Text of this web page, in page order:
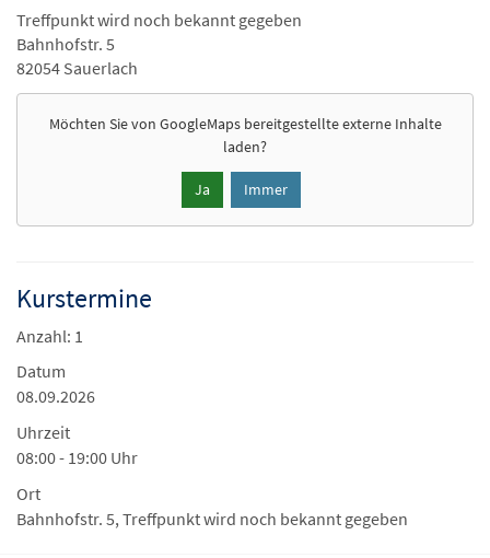
Treffpunkt wird noch bekannt gegeben
Bahnhofstr. 5
82054 Sauerlach
Möchten Sie von GoogleMapsbereitgestellte externe Inhalte
laden?
Ja Immer
Kurstermine
Anzahl: 1
Datum
08.09.2026
Uhrzeit
08:00 - 19:00 Uhr
Ort
Bahnhofstr. 5, Treffpunkt wird noch bekannt gegeben